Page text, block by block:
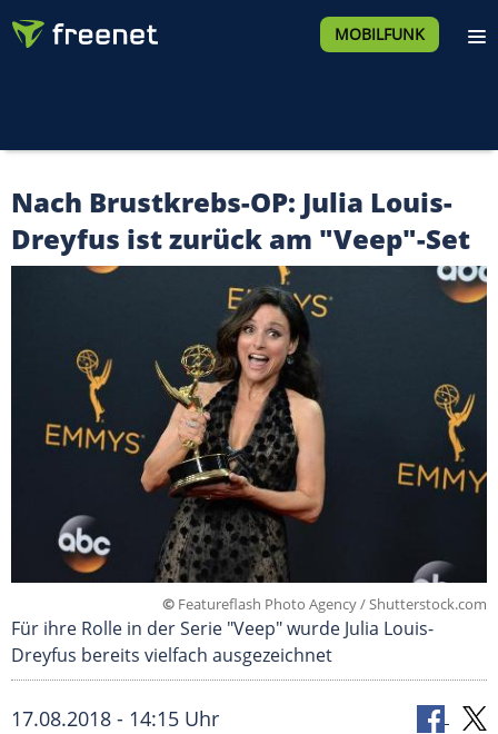
MOBILFUNK
Nach Brustkrebs-OP: Julia Louis-
Dreyfus ist zurück am "Veep"-Set
© Featureflash Photo Agency / Shutterstock.com
Für ihre Rolle in der Serie "Veep" wurde Julia Louis-
Dreyfus bereits vielfach ausgezeichnet
17.08.2018 - 14:15 Uhr